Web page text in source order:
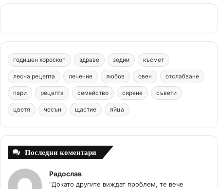
e
b
o
o
k
t
e
r
e
s
t
T
u
b
e
t
a
g
r
m
c
m
годишен хороскоп здраве зодии късмет
лесна рецепта лечение любов овен отслабване
пари рецепта семейство сирене съвети
цветя чесън щастие яйца
Последни коментари
Радослав
"Докато другите виждат проблем, те вече